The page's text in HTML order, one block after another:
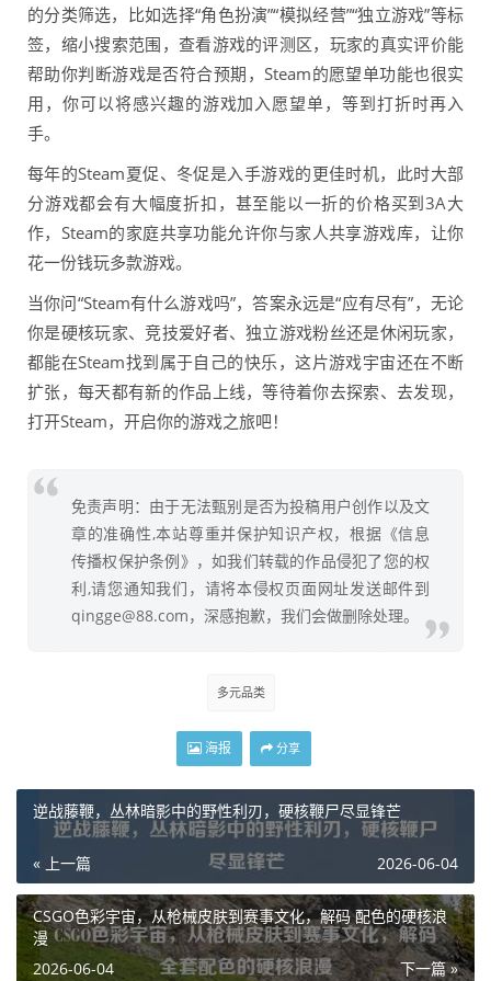
的分类筛选，比如选择“角色扮演”“模拟经营”“独立游戏”等标
签，缩小搜索范围，查看游戏的评测区，玩家的真实评价能
帮助你判断游戏是否符合预期，Steam的愿望单功能也很实
用，你可以将感兴趣的游戏加入愿望单，等到打折时再入
手。
每年的Steam夏促、冬促是入手游戏的更佳时机，此时大部
分游戏都会有大幅度折扣，甚至能以一折的价格买到3A大
作，Steam的家庭共享功能允许你与家人共享游戏库，让你
花一份钱玩多款游戏。
当你问“Steam有什么游戏吗”，答案永远是“应有尽有”，无论
你是硬核玩家、竞技爱好者、独立游戏粉丝还是休闲玩家，
都能在Steam找到属于自己的快乐，这片游戏宇宙还在不断
扩张，每天都有新的作品上线，等待着你去探索、去发现，
打开Steam，开启你的游戏之旅吧！
免责声明：由于无法甄别是否为投稿用户创作以及文
章的准确性,本站尊重并保护知识产权，根据《信息
传播权保护条例》，如我们转载的作品侵犯了您的权
利,请您通知我们，请将本侵权页面网址发送邮件到
qingge@88.com，深感抱歉，我们会做删除处理。
多元品类
海报 分享
逆战藤鞭，丛林暗影中的野性利刃，硬核鞭尸尽显锋芒
« 上一篇 2026-06-04
CSGO色彩宇宙，从枪械皮肤到赛事文化，解码 配色的硬核浪
漫
下一篇 »
2026-06-04